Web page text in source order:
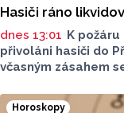
Hasiči ráno
dnes 13:01 K
přivoláni hasiči do
včasným zásahem
Horoskopy